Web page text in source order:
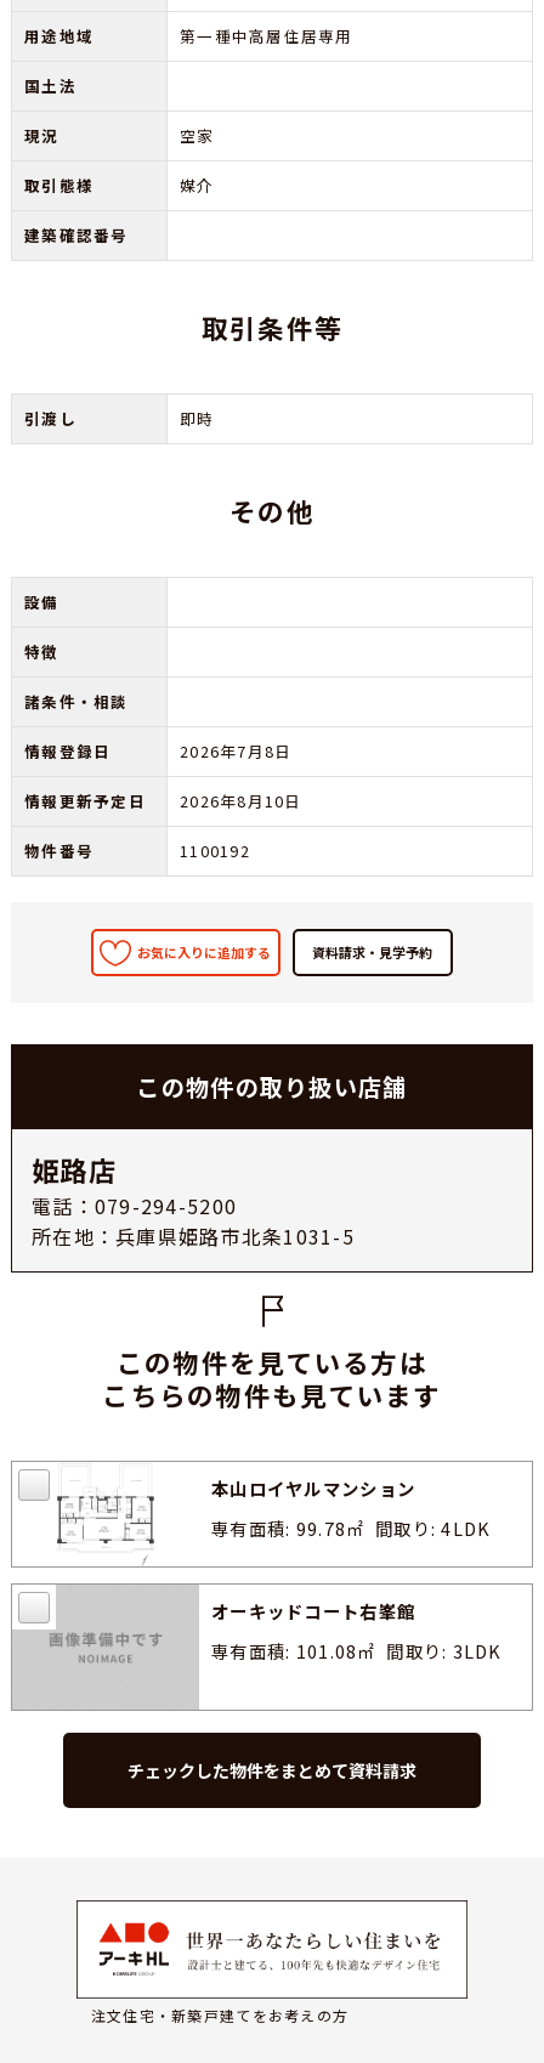
用途地域 第一種中高層住居専用
国土法
現況 空家
取引態様 媒介
建築確認番号
取引条件等
引渡し 即時
その他
設備
特徴
諸条件・相談
情報登録日 2026年7月8日
情報更新予定日 2026年8月10日
物件番号 1100192
お気に入りに追加する
この物件の取り扱い店舗
姫路店
電話：079-294-5200
所在地：兵庫県姫路市北条1031-5
この物件を見ている方は
こちらの物件も見ています
本山ロイヤルマンション
専有面積: 99.78㎡ 間取り: 4LDK
オーキッドコート右峯館
専有面積: 101.08㎡ 間取り: 3LDK
注文住宅・新築戸建てをお考えの方